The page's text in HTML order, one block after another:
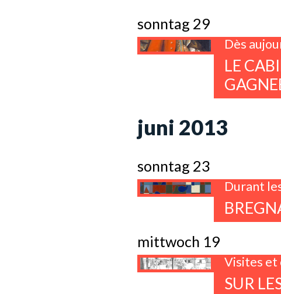
sonntag 29
Dès
LE
juni 2013
sonntag 23
Durant
mittwoch 19
Visites et
SUR